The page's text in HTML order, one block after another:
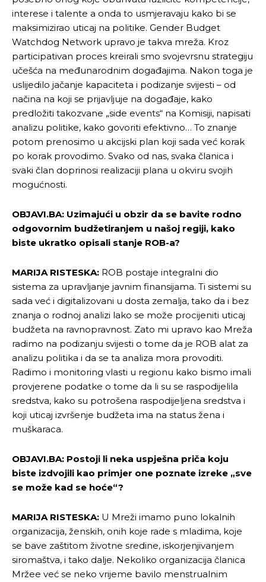
interese i talente a onda to usmjeravaju kako bi se
maksimizirao uticaj na politike. Gender Budget
Watchdog Network upravo je takva mreža. Kroz
participativan proces kreirali smo svojevrsnu strategiju
učešća na međunarodnim događajima. Nakon toga je
uslijedilo jačanje kapaciteta i podizanje svijesti – od
načina na koji se prijavljuje na događaje, kako
predložiti takozvane „side events“ na Komisiji, napisati
analizu politike, kako govoriti efektivno… To znanje
potom prenosimo u akcijski plan koji sada već korak
po korak provodimo. Svako od nas, svaka članica i
svaki član doprinosi realizaciji plana u okviru svojih
mogućnosti.
OBJAVI.BA: Uzimajući u obzir da se bavite rodno
odgovornim budžetiranjem u našoj regiji, kako
biste ukratko opisali stanje ROB-a?
MARIJA RISTESKA: ROB postaje integralni dio
sistema za upravljanje javnim finansijama. Ti sistemi su
sada već i digitalizovani u dosta zemalja, tako da i bez
znanja o rodnoj analizi lako se može procijeniti uticaj
budžeta na ravnopravnost. Zato mi upravo kao Mreža
radimo na podizanju svijesti o tome da je ROB alat za
analizu politika i da se ta analiza mora provoditi.
Radimo i monitoring vlasti u regionu kako bismo imali
provjerene podatke o tome da li su se raspodijelila
sredstva, kako su potrošena raspodijeljena sredstva i
koji uticaj izvršenje budžeta ima na status žena i
muškaraca.
OBJAVI.BA: Postoji li neka uspješna priča koju
biste izdvojili kao primjer one poznate izreke „sve
se može kad se hoće“?
MARIJA RISTESKA: U Mreži imamo puno lokalnih
organizacija, ženskih, onih koje rade s mladima, koje
se bave zaštitom životne sredine, iskorjenjivanjem
siromaštva, i tako dalje. Nekoliko organizacija članica
Mržee već se neko vrijeme bavilo menstrualnim